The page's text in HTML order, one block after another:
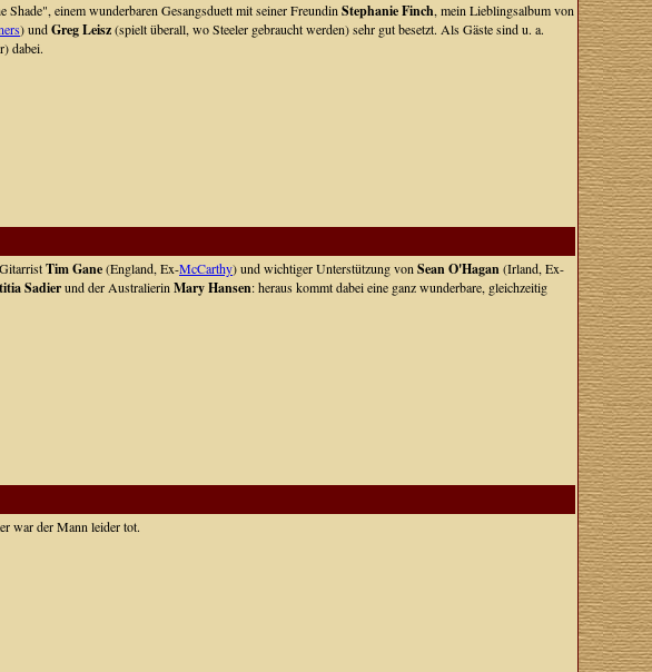
einem wunderbaren Gesangsduett mit seiner Freundin Stephanie Finch, mein Lieblingsalbum von
) undGreg Leisz(spielt überall, wo Steeler gebraucht werden) sehr gut besetzt. Als Gäste sind u. a.
dabei.
Tim Gane(England, Ex-McCarthy) und wichtiger Unterstützung von Sean O'Hagan(Irland, Ex-
Sadierund der Australierin Mary Hansen: heraus kommt dabei eine ganz wunderbare, gleichzeitig
war der Mann leider tot.